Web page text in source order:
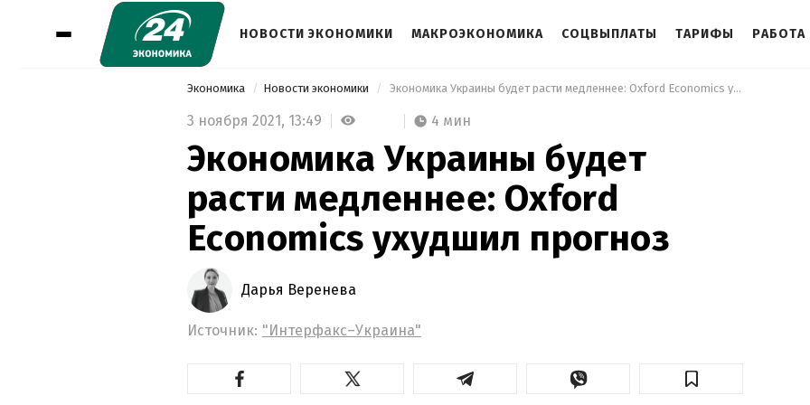
НОВОСТИ ЭКОНОМИКИ МАКРОЭКОНОМИКА СОЦВЫПЛАТЫ ТАРИФЫ РАБОТА
Экономика Новости экономики Экономика Украины будет расти медленнее: Oxford Economics ухудшил прогноз
3 ноября 2021, 13:49 4 мин
Экономика Украины будет
расти медленнее: Oxford
Economics ухудшил прогноз
Дарья Веренева
Источник: "Интерфакс–Украина"